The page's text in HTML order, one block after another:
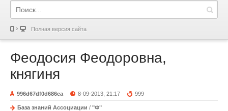
Полная версия сайта
Феодосия Феодоровна,
княгиня
996d67df0d686ca 8-09-2013, 21:17 999
База знаний Ассоциации / "Ф"